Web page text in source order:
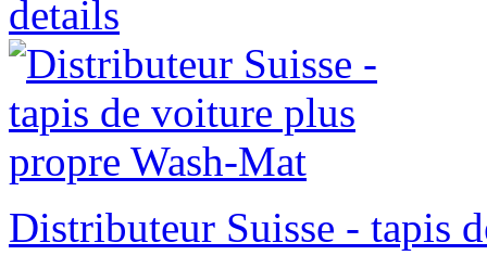
Distributeur Suisse - tapis